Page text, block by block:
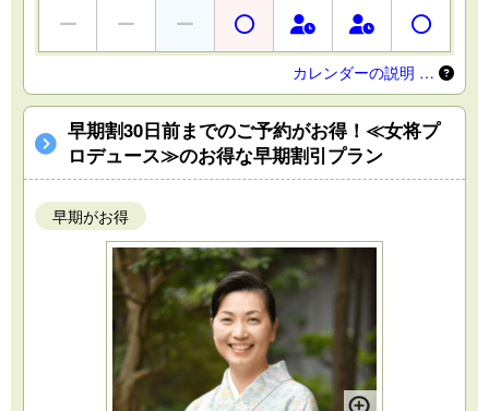
カレンダーの説明 …
早期割30日前までのご予約がお得！≪女将プ
ロデュース≫のお得な早期割引プラン
早期がお得